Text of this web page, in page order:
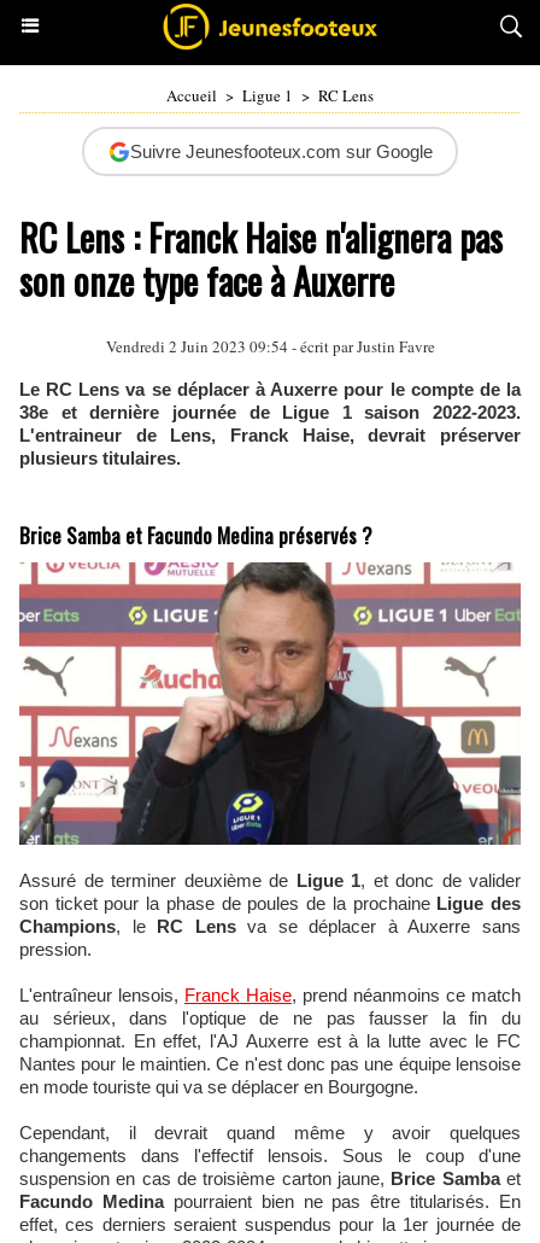
Accueil > Ligue 1 > RC Lens
Suivre Jeunesfooteux.com sur Google
RC Lens : Franck Haise n'alignera pas
son onze type face à Auxerre
Vendredi 2 Juin 2023 09:54 - écrit parJustin Favre
Le RC Lens va se déplacer à Auxerre pour le compte de la
38e et dernière journée de Ligue 1 saison 2022-2023.
L'entraineur de Lens, Franck Haise, devrait préserver
plusieurs titulaires.
Brice Samba et Facundo Medina préservés ?
Assuré de terminer deuxième de Ligue 1, et donc de valider
son ticket pour la phase de poules de la prochaine Ligue des
Champions, le RC Lensva se déplacer à Auxerre sans
pression.
L'entraîneur lensois, Franck Haise, prend néanmoins ce match
au sérieux, dans l'optique de ne pas fausser la fin du
championnat. En effet, l'AJ Auxerre est à la lutte avec le FC
Nantes pour le maintien. Ce n'est donc pas une équipe lensoise
en mode touriste qui va se déplacer en Bourgogne.
Cependant, il devrait quand même y avoir quelques
changements dans l'effectif lensois. Sous le coup d'une
suspension en cas de troisième carton jaune, Brice Sambaet
Facundo Medinapourraient bien ne pas être titularisés. En
effet, ces derniers seraient suspendus pour la 1er journée de